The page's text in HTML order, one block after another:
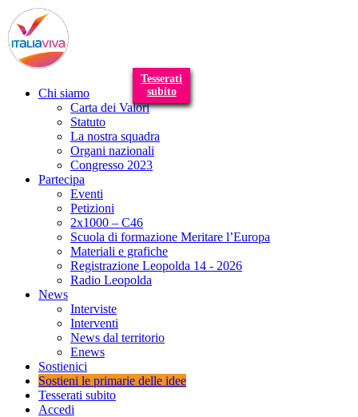
Tesserati
subito
Chi siamo
Carta dei Valori
Statuto
La nostra squadra
Organi nazionali
Congresso 2023
Partecipa
Eventi
Petizioni
2x1000 – C46
Scuola di formazione Meritare l’Europa
Materiali e grafiche
Registrazione Leopolda 14 - 2026
Radio Leopolda
News
Interviste
Interventi
News dal territorio
Enews
Sostienici
Sostieni le primarie delle idee
Tesserati subito
Accedi